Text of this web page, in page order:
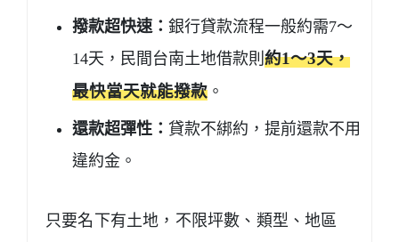
撥款超快速： 銀行貸款流程一般約需7～
14天，民間台南土地借款則 約1～3天，
最快當天就能撥款 。
還款超彈性： 貸款不綁約，提前還款不用
違約金。
只要名下有土地，不限坪數、類型、地區